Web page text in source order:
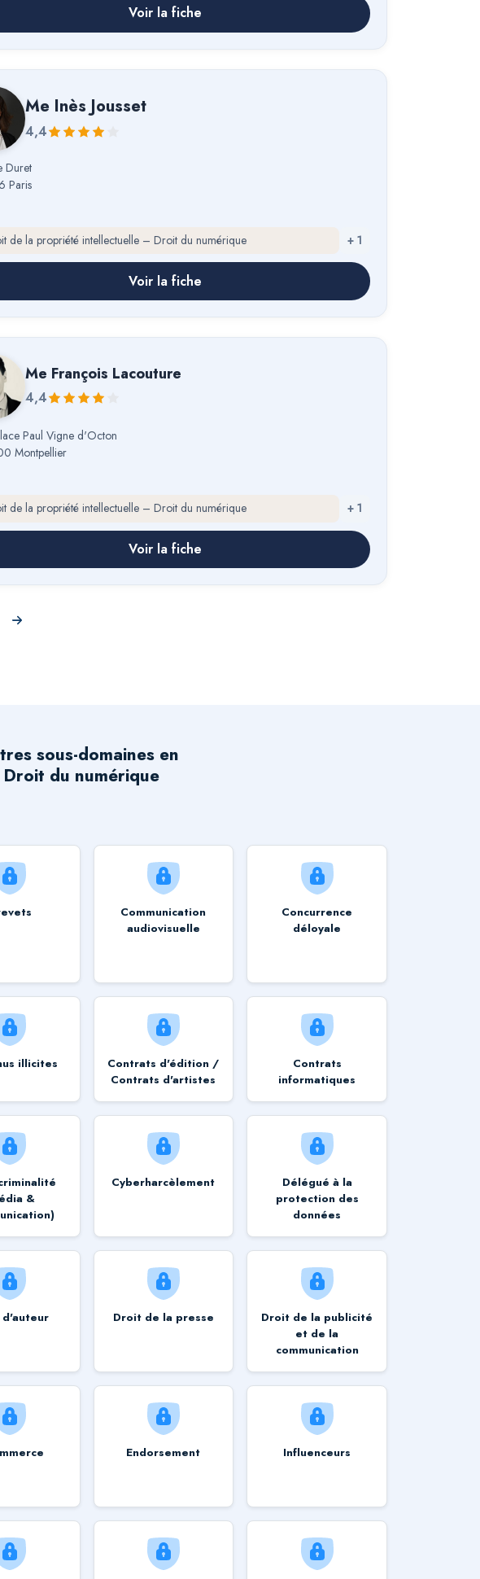
Voir la fiche
Me Inès Jousset
4,4
Duret
Paris
de la propriété intellectuelle – Droit du numérique + 1
Voir la fiche
Me François Lacouture
4,4
Paul Vigne d'Octon
Montpellier
de la propriété intellectuelle – Droit du numérique + 1
Voir la fiche
Suivant
sous-domaines en
du numérique
Communication
audiovisuelle
Concurrence
déloyale
illicites
Contrats d'édition /
Contrats d'artistes
Contrats
informatiques
&
Cyberharcèlement
Délégué à la
protection des
données
Droit de la presse
Droit de la publicité
et de la
communication
Endorsement Influenceurs